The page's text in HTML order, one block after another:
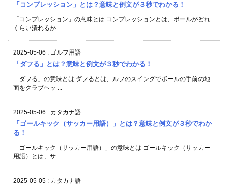
「コンプレッション」とは？意味と例文が３秒でわかる！
「コンプレッション」の意味とは コンプレッションとは、ボールがどれ
くらい潰れるか ...
2025-05-06 : ゴルフ用語
「ダフる」とは？意味と例文が３秒でわかる！
「ダフる」の意味とは ダフるとは、ルフのスイングでボールの手前の地
面をクラブヘッ ...
2025-05-06 : カタカナ語
「ゴールキック（サッカー用語）」とは？意味と例文が３秒でわか
る！
「ゴールキック（サッカー用語）」の意味とは ゴールキック（サッカー
用語）とは、サ ...
2025-05-05 : カタカナ語